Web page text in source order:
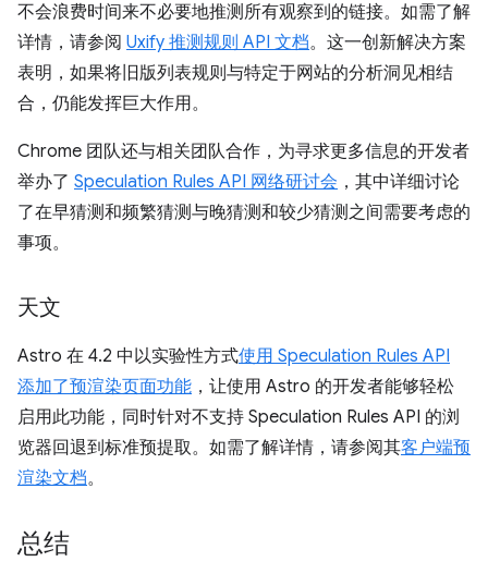
不会浪费时间来不必要地推测所有观察到的链接。如需了解
详情，请参阅 Uxify 推测规则 API 文档。这一创新解决方案
表明，如果将旧版列表规则与特定于网站的分析洞见相结
合，仍能发挥巨大作用。
Chrome 团队还与相关团队合作，为寻求更多信息的开发者
举办了 Speculation Rules API 网络研讨会 ，其中详细讨论
了在早猜测和频繁猜测与晚猜测和较少猜测之间需要考虑的
事项。
天文
Astro 在 4.2 中以实验性方式使用 Speculation Rules API
添加了预渲染页面功能 ，让使用 Astro 的开发者能够轻松
启用此功能，同时针对不支持 Speculation Rules API 的浏
览器回退到标准预提取。如需了解详情，请参阅其客户端预
渲染文档。
总结